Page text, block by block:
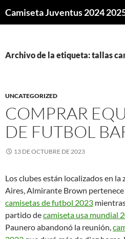
Archivo de la etiqueta: tallas
UNCATEGORIZED
COMPRAR
DE FUTBOL
13 DE OCTUBRE DE 2023
Los clubes están localizados en
Aires, Almirante Brown
camisetas de futbol 2023
partido decamiseta usa mundial
Paunero abandonó la reunión,